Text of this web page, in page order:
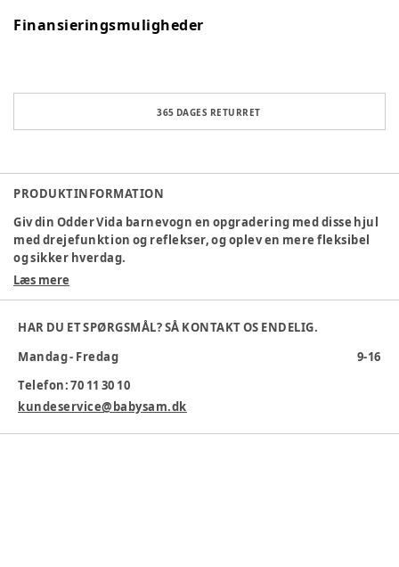
Finansieringsmuligheder
365 DAGES RETURRET
PRODUKTINFORMATION
Giv din Odder Vida barnevogn en opgradering med disse hjul
med drejefunktion og reflekser, og oplev en mere fleksibel
og sikker hverdag.
Specifikationer:
De forreste hjul kan dreje 360 grader, hvilket
gør det nemt at navigere i smalle passager og skarpe
hjørner. Perfekt til bylivets udfordringer!
Reflekser:Indbyggede reflekser på hjulene sikrer, at du og
din barnevogn er synlige i mørke eller dårlige lysforhold.
Øget sikkerhed for både dig og dit barn.
Læs mere
HAR DU ET SPØRGSMÅL? SÅ KONTAKT OS ENDELIG.
Mandag - Fredag
9-16
Telefon: 70 11 30 10
kundeservice@babysam.dk